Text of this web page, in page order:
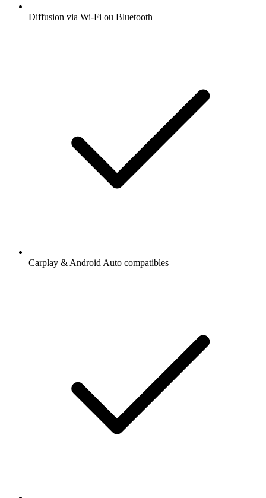
Diffusion via Wi-Fi ou Bluetooth
Carplay & Android Auto compatibles